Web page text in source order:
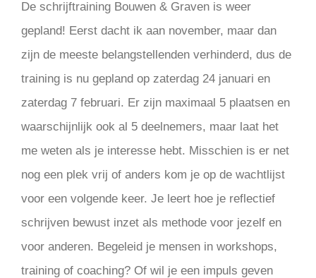
De schrijftraining Bouwen & Graven is weer
gepland! Eerst dacht ik aan november, maar dan
zijn de meeste belangstellenden verhinderd, dus de
training is nu gepland op zaterdag 24 januari en
zaterdag 7 februari. Er zijn maximaal 5 plaatsen en
waarschijnlijk ook al 5 deelnemers, maar laat het
me weten als je interesse hebt. Misschien is er net
nog een plek vrij of anders kom je op de wachtlijst
voor een volgende keer. Je leert hoe je reflectief
schrijven bewust inzet als methode voor jezelf en
voor anderen. Begeleid je mensen in workshops,
training of coaching? Of wil je een impuls geven